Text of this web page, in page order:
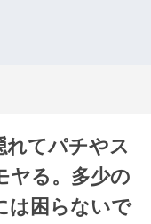
れてパチやス
ヤる。多少の
は困らないで